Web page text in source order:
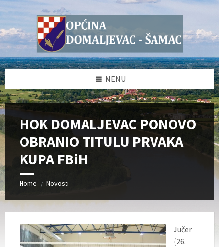
Skip
to
Skip
to
sidebar
Skip
to
sidebar
Skip
to
MENU
HOK DOMALJEVAC PONOVO
OBRANIO TITULU PRVAKA
KUPA FBiH
Home / Novosti
Jučer
(26.